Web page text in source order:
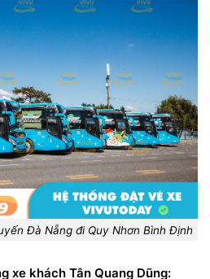
Đà Nẵng đi Quy Nhơn Bình Định
xe khách Tân Quang Dũng: